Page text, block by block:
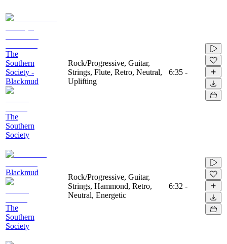
The
Southern
Society -
Blackmud
The
Southern
Society
Rock/Progressive, Guitar,
Strings, Flute, Retro, Neutral,
Uplifting
6:35 -
Blackmud
The
Southern
Society
Rock/Progressive, Guitar,
Strings, Hammond, Retro,
Neutral, Energetic
6:32 -